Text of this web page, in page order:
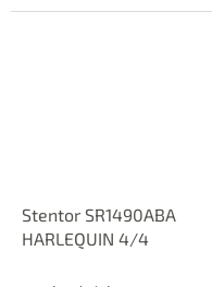
Stentor SR1490ABA
HARLEQUIN 4/4